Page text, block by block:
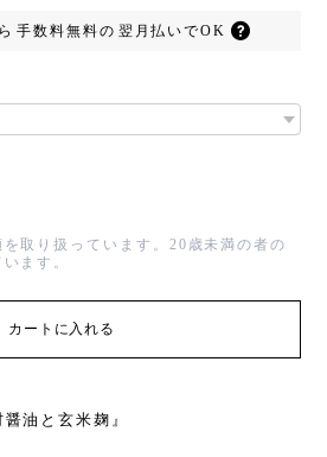
手数料無料の 翌月払いでOK
取り扱っています。20歳未満の者の
ます。
カートに入れる
油と玄米麹』